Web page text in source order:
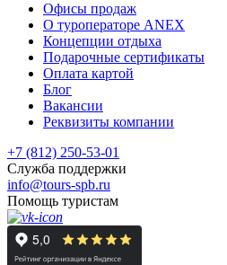
Офисы продаж
О туроператоре ANEX
Концепции отдыха
Подарочные сертификаты
Оплата картой
Блог
Вакансии
Реквизиты компании
+7 (812) 250-53-01
Служба поддержки
info@tours-spb.ru
Помощь туристам